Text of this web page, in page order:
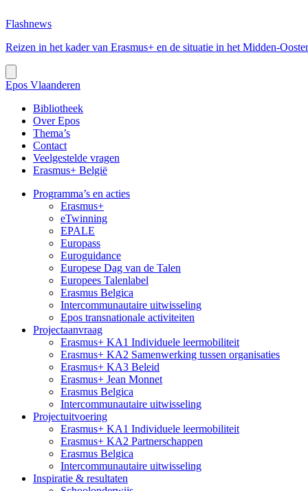
Flashnews
Reizen in het kader van Erasmus+ en de situatie in het Midden-
Epos Vlaanderen
Bibliotheek
Over Epos
Thema’s
Contact
Veelgestelde vragen
Erasmus+ België
Programma’s en acties
Erasmus+
eTwinning
EPALE
Europass
Euroguidance
Europese Dag van de Talen
Europees Talenlabel
Erasmus Belgica
Intercommunautaire uitwisseling
Epos transnationale activiteiten
Projectaanvraag
Erasmus+ KA1 Individuele leermobiliteit
Erasmus+ KA2 Samenwerking tussen organisaties
Erasmus+ KA3 Beleid
Erasmus+ Jean Monnet
Erasmus Belgica
Intercommunautaire uitwisseling
Projectuitvoering
Erasmus+ KA1 Individuele leermobiliteit
Erasmus+ KA2 Partnerschappen
Erasmus Belgica
Intercommunautaire uitwisseling
Inspiratie & resultaten